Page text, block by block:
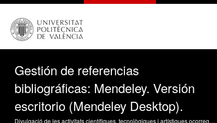
Gestión de referencias
bibliográficas: Mendeley. Versión
escritorio (Mendeley Desktop).
Divulgació de les activitats científiques, tecnològiques i artístiques ocorregudes en els tres campus de la UPV